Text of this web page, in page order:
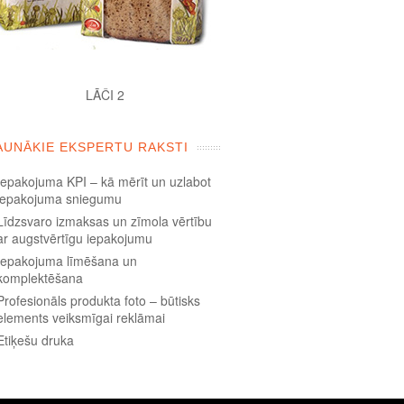
LĀČI 2
EKSPERTU RAKSTI
KPI – kā mērīt un uzlabot
sniegumu
izmaksas un zīmola vērtību
augstvērtīgu iepakojumu
līmēšana un
produkta foto – būtisks
veiksmīgai reklāmai
druka